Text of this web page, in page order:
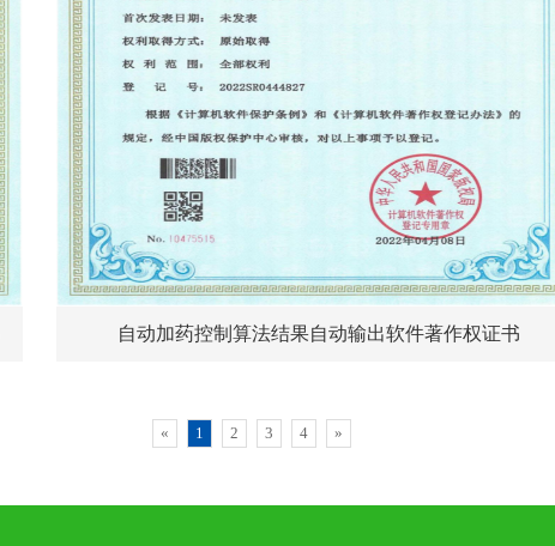
自动加药控制算法结果自动输出软件著作权证书
« 1 2 3 4 »